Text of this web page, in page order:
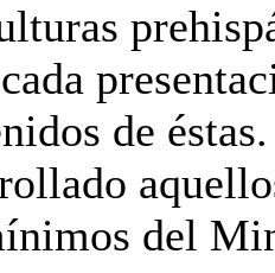
de éstas.
del